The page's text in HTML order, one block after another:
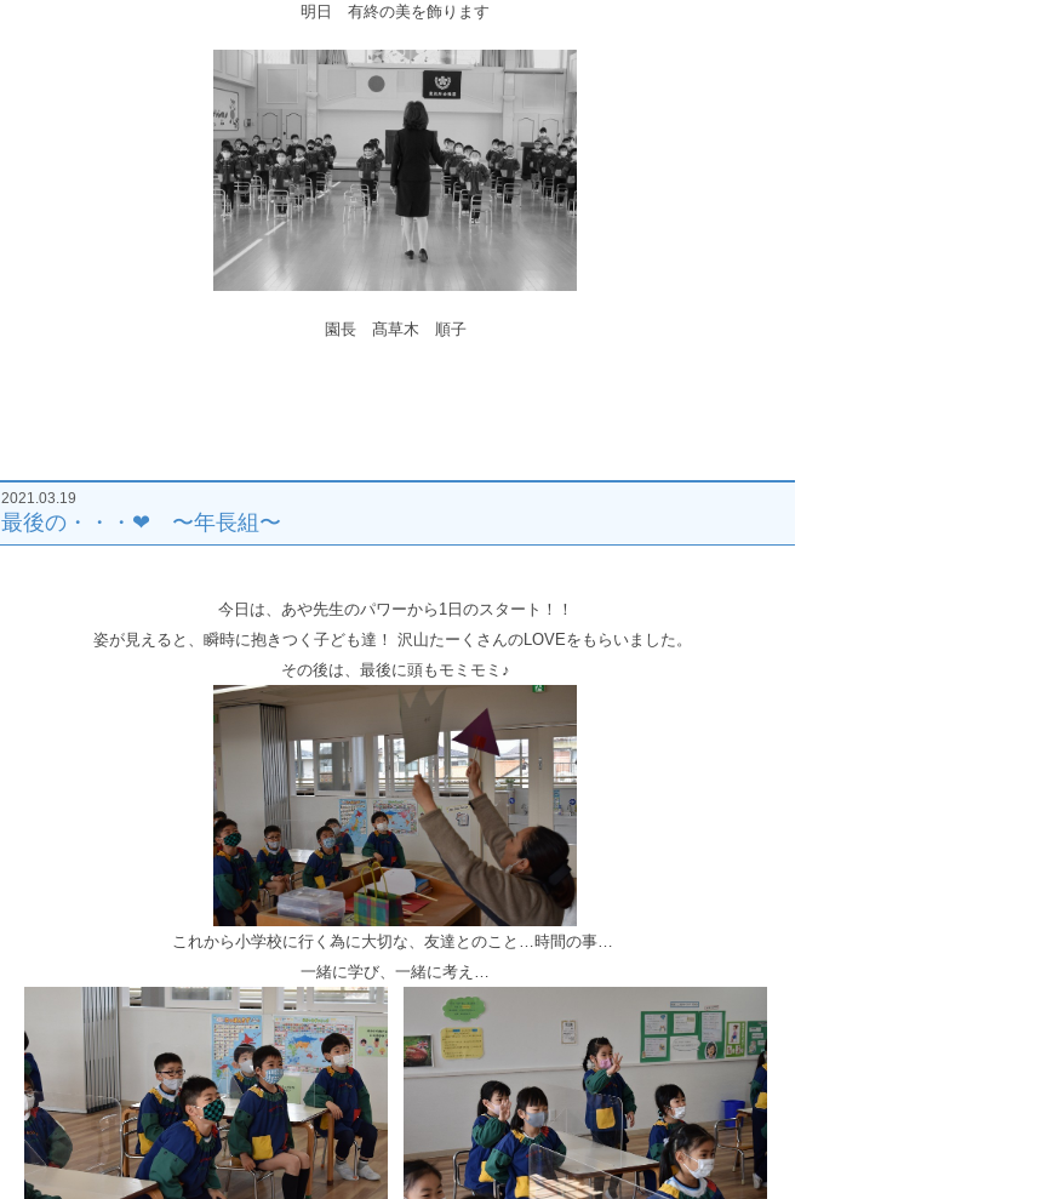
明日 有終の美を飾ります
園長 髙草木 順子
2021.03.19
最後の・・・❤︎︎ 〜年長組〜
今日は、あや先生のパワーから1日のスタート！！
姿が見えると、瞬時に抱きつく子ども達！ 沢山たーくさんのLOVEをもらいました。
その後は、最後に頭もモミモミ♪
これから小学校に行く為に大切な、友達とのこと…時間の事…
一緒に学び、一緒に考え…